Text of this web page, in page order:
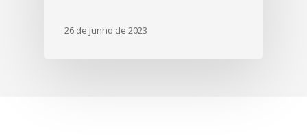
26 de junho de 2023